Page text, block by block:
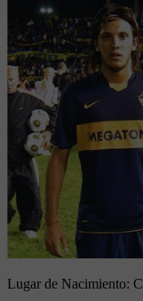
Lugar de Nacimiento: